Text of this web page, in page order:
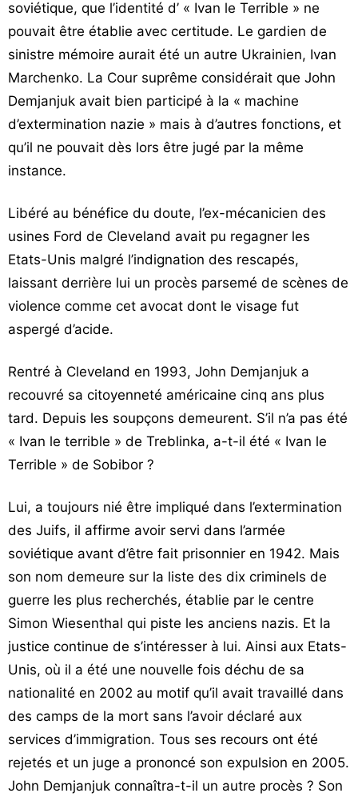
soviétique, que l’identité d’ « Ivan le Terrible » ne
pouvait être établie avec certitude. Le gardien de
sinistre mémoire aurait été un autre Ukrainien, Ivan
Marchenko. La Cour suprême considérait que John
Demjanjuk avait bien participé à la « machine
d’extermination nazie » mais à d’autres fonctions, et
qu’il ne pouvait dès lors être jugé par la même
instance.
Libéré au bénéfice du doute, l’ex-mécanicien des
usines Ford de Cleveland avait pu regagner les
Etats-Unis malgré l’indignation des rescapés,
laissant derrière lui un procès parsemé de scènes de
violence comme cet avocat dont le visage fut
aspergé d’acide.
Rentré à Cleveland en 1993, John Demjanjuk a
recouvré sa citoyenneté américaine cinq ans plus
tard. Depuis les soupçons demeurent. S’il n’a pas été
« Ivan le terrible » de Treblinka, a-t-il été « Ivan le
Terrible » de Sobibor ?
Lui, a toujours nié être impliqué dans l’extermination
des Juifs, il affirme avoir servi dans l’armée
soviétique avant d’être fait prisonnier en 1942. Mais
son nom demeure sur la liste des dix criminels de
guerre les plus recherchés, établie par le centre
Simon Wiesenthal qui piste les anciens nazis. Et la
justice continue de s’intéresser à lui. Ainsi aux Etats-
Unis, où il a été une nouvelle fois déchu de sa
nationalité en 2002 au motif qu’il avait travaillé dans
des camps de la mort sans l’avoir déclaré aux
services d’immigration. Tous ses recours ont été
rejetés et un juge a prononcé son expulsion en 2005.
John Demjanjuk connaîtra-t-il un autre procès ? Son